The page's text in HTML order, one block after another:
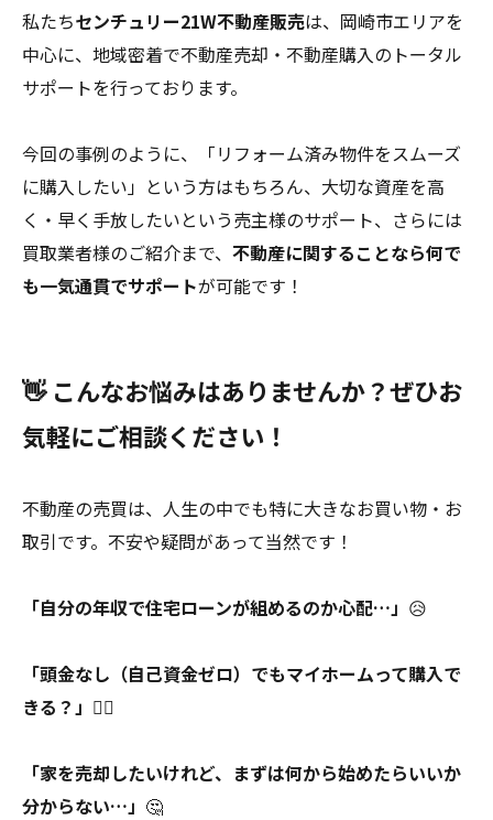
私たちセンチュリー21W不動産販売は、岡崎市エリアを
中心に、地域密着で不動産売却・不動産購入のトータル
サポートを行っております。
今回の事例のように、「リフォーム済み物件をスムーズ
に購入したい」という方はもちろん、大切な資産を高
く・早く手放したいという売主様のサポート、さらには
買取業者様のご紹介まで、 不動産に関することなら何で
も一気通貫でサポートが可能です！
👋 こんなお悩みはありませんか？ぜひお
気軽にご相談ください！
不動産の売買は、人生の中でも特に大きなお買い物・お
取引です。不安や疑問があって当然です！
「自分の年収で住宅ローンが組めるのか心配…」 😥
「頭金なし（自己資金ゼロ）でもマイホームって購入で
きる？」 🤷‍♂️
「家を売却したいけれど、まずは何から始めたらいいか
分からない…」 🤔